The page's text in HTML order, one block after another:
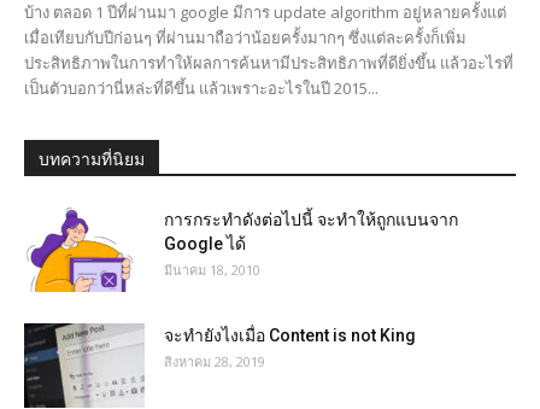
บ้าง ตลอด 1 ปีที่ผ่านมา google มีการ update algorithm อยู่หลายครั้งแต่
เมื่อเทียบกับปีก่อนๆ ที่ผ่านมาถือว่าน้อยครั้งมากๆ ซึ่งแต่ละครั้งก็เพิ่ม
ประสิทธิภาพในการทำให้ผลการค้นหามีประสิทธิภาพที่ดียิ่งขึ้น แล้วอะไรที่
เป็นตัวบอกว่านี่หล่ะที่ดีขึ้น แล้วเพราะอะไรในปี 2015...
บทความที่นิยม
การกระทำดังต่อไปนี้ จะทำให้ถูกแบนจาก
Google ได้
มีนาคม 18, 2010
จะทำยังไงเมื่อ Content is not King
สิงหาคม 28, 2019